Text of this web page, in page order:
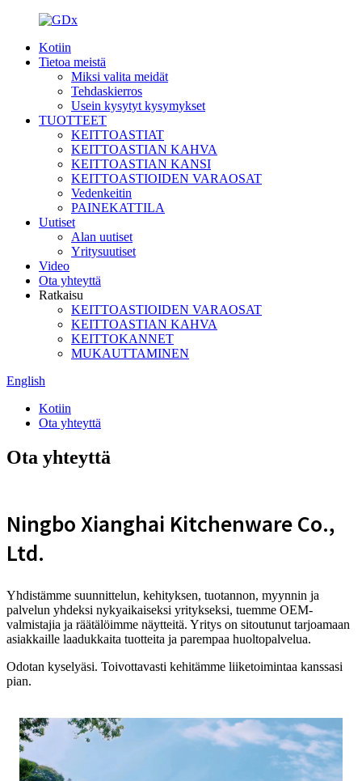
Kotiin
Tietoa meistä
Miksi valita meidät
Tehdaskierros
Usein kysytyt kysymykset
TUOTTEET
KEITTOASTIAT
KEITTOASTIAN KAHVA
KEITTOASTIAN KANSI
KEITTOASTIOIDEN VARAOSAT
Vedenkeitin
PAINEKATTILA
Uutiset
Alan uutiset
Yritysuutiset
Video
Ota yhteyttä
Ratkaisu
KEITTOASTIOIDEN VARAOSAT
KEITTOASTIAN KAHVA
KEITTOKANNET
MUKAUTTAMINEN
English
Kotiin
Ota yhteyttä
Ota yhteyttä
Ningbo Xianghai Kitchenware Co.,
Ltd.
Yhdistämme suunnittelun, kehityksen, tuotannon, myynnin ja
palvelun yhdeksi nykyaikaiseksi yritykseksi, tuemme OEM-
valmistajia ja räätälöimme näytteitä. Yritys on sitoutunut tarjoamaan
asiakkaille laadukkaita tuotteita ja parempaa huoltopalvelua.
Odotan kyselyäsi. Toivottavasti kehitämme liiketoimintaa kanssasi
pian.